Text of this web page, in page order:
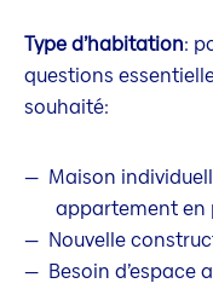
Type d’habitation:
questions
souhaité:
Maison
appartement en
Nouvelle
Besoin d’espace